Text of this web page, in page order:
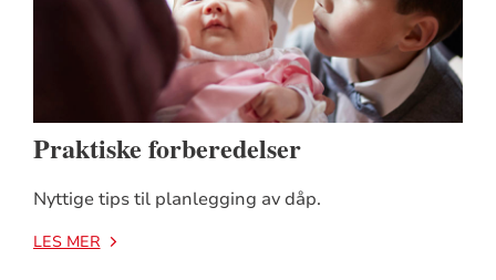
Praktiske forberedelser
Nyttige tips til planlegging av dåp.
LES MER